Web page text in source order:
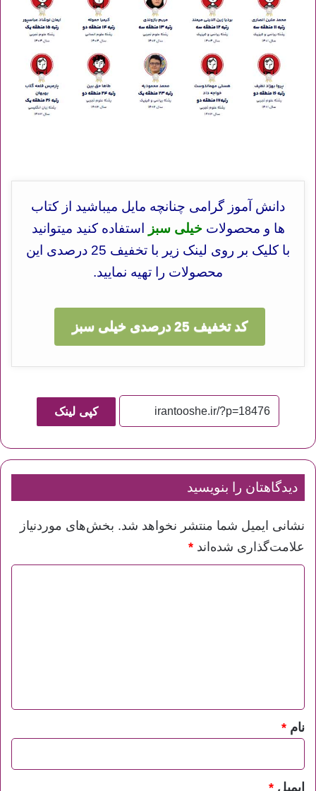
دانش آموز گرامی چنانچه مایل میباشید از کتاب
ها و محصولاتخیلی سبز
استفاده کنید میتوانید
با کلیک بر روی لینک زیر با تخفیف 25 درصدی این
محصولات را تهیه نمایید.
کد تخفیف 25 درصدی خیلی سبز
کپی لینک
دیدگاهتان را بنویسید
نشانی ایمیل شما منتشر نخواهد شد. بخش‌های موردنیاز
علامت‌گذاری شده‌اند *
نام *
ایمیل *